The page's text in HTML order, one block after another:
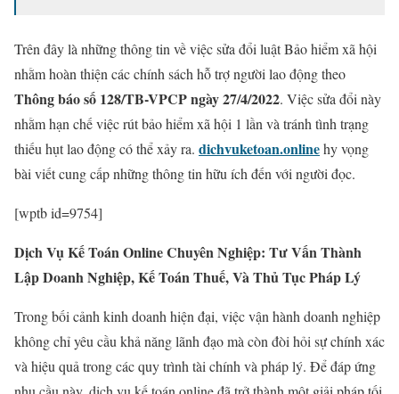
Trên đây là những thông tin về việc sửa đổi luật Bảo hiểm xã hội
nhằm hoàn thiện các chính sách hỗ trợ người lao động theo
Thông báo số 128/TB-VPCP ngày 27/4/2022. Việc sửa đổi này
nhằm hạn chế việc rút bảo hiểm xã hội 1 lần và tránh tình trạng
thiếu hụt lao động có thể xảy ra. dichvuketoan.onlinehy vọng
bài viết cung cấp những thông tin hữu ích đến với người đọc.
[wptb id=9754]
Dịch Vụ Kế Toán Online Chuyên Nghiệp: Tư Vấn Thành
Lập Doanh Nghiệp, Kế Toán Thuế, Và Thủ Tục Pháp Lý
Trong bối cảnh kinh doanh hiện đại, việc vận hành doanh nghiệp
không chỉ yêu cầu khả năng lãnh đạo mà còn đòi hỏi sự chính xác
và hiệu quả trong các quy trình tài chính và pháp lý. Để đáp ứng